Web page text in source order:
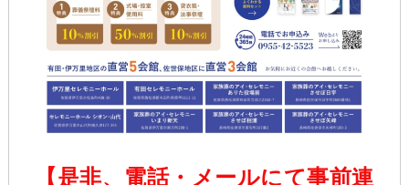
【是非、電話・メールにて事前連